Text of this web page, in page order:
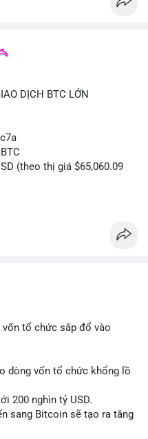
DỊCH BTC LỚN
(theo thị giá $65,060.09
triệu USD được chuyển
này có thể là bước chuẩn bị
chuyển lên sàn để thanh
đầu tư nhỏ lẻ dễ bị dao
block tiếp theo để xác nhận
động theo cảm tính trước
rủi ro chặt chẽ và không sử
biến động này.
vốn tổ chức sắp đổ vào
dòng vốn tổ chức khổng lồ
200 nghìn tỷ USD.
sang Bitcoin sẽ tạo ra tăng